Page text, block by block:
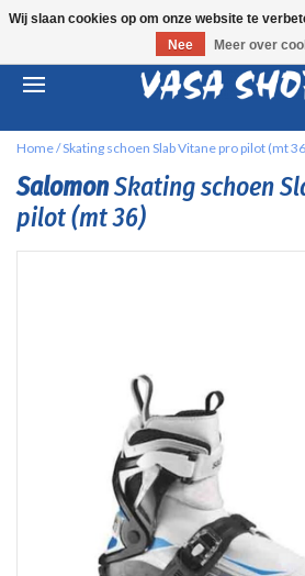
Home/Skating schoen Slab Vitane pro pilot (mt
SalomonSkating schoen
pilot (mt 36)
Wij slaan cookies op om onze website te
Nee
Meer over